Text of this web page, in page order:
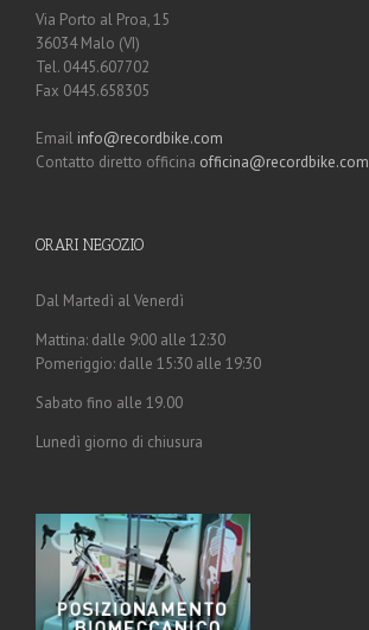
Via Porto al Proa, 15
36034 Malo (VI)
Tel. 0445.607702
Fax 0445.658305
Email info@recordbike.com
Contatto diretto officina officina@recordbike.com
ORARI NEGOZIO
Dal Martedì al Venerdì
Mattina: dalle 9:00 alle 12:30
Pomeriggio: dalle 15:30 alle 19:30
Sabato fino alle 19.00
Lunedì giorno di chiusura